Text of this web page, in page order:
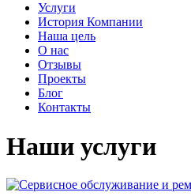
Услуги
История Компании
Наша цель
О нас
Отзывы
Проекты
Блог
Контакты
Наши услуги